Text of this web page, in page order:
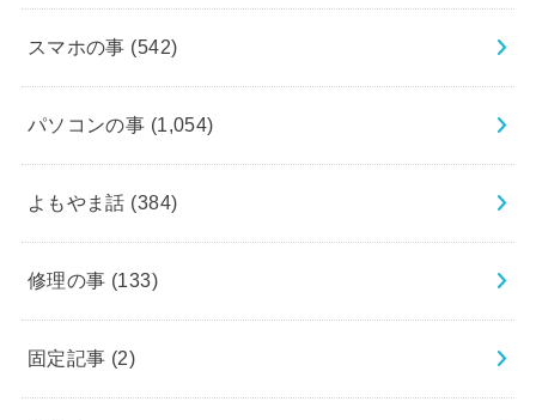
スマホの事 (542)
パソコンの事 (1,054)
よもやま話 (384)
修理の事 (133)
固定記事 (2)